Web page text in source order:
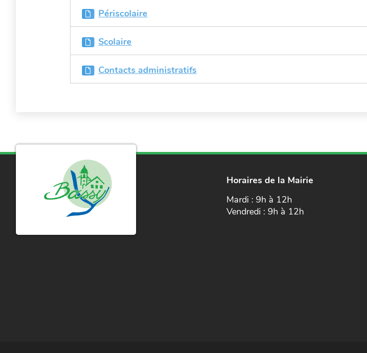
Périscolaire
Scolaire
Contacts administratifs
Horaires de la Mairie
Mardi : 9h à 12h
Vendredi : 9h à 12h